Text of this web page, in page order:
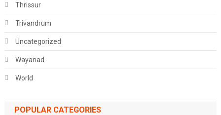
Thrissur
Trivandrum
Uncategorized
Wayanad
World
POPULAR CATEGORIES